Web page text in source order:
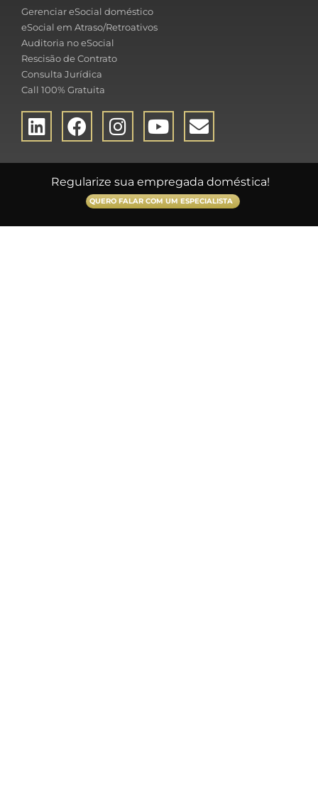
Gerenciar eSocial doméstico
eSocial em Atraso/Retroativos
Auditoria no eSocial
Rescisão de Contrato
Consulta Jurídica
Call 100% Gratuita
Regularize sua empregada doméstica!
QUERO FALAR COM UM ESPECIALISTA